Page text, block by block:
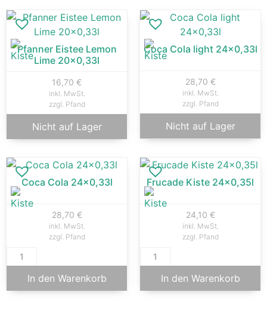
Pfanner Eistee Lemon
Lime 20×0,33l
16,70 €
inkl. MwSt.
zzgl. Pfand
Nicht auf Lager
Coca Cola light 24×0,33l
28,70 €
inkl. MwSt.
zzgl. Pfand
Nicht auf Lager
Coca Cola 24×0,33l
28,70 €
inkl. MwSt.
zzgl. Pfand
In den Warenkorb
Frucade Kiste 24×0,35l
24,10 €
inkl. MwSt.
zzgl. Pfand
In den Warenkorb